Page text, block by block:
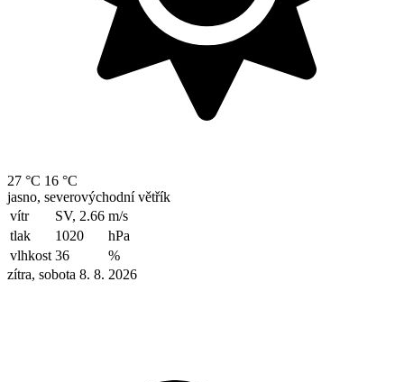
27 °C 16 °C
jasno, severovýchodní větřík
vítr
SV, 2.66 m/s
tlak
1020
hPa
vlhkost 36
%
zítra, sobota 8. 8. 2026